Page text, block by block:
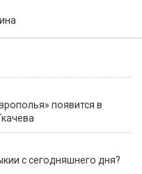
появится в
с сегодняшнего дня?